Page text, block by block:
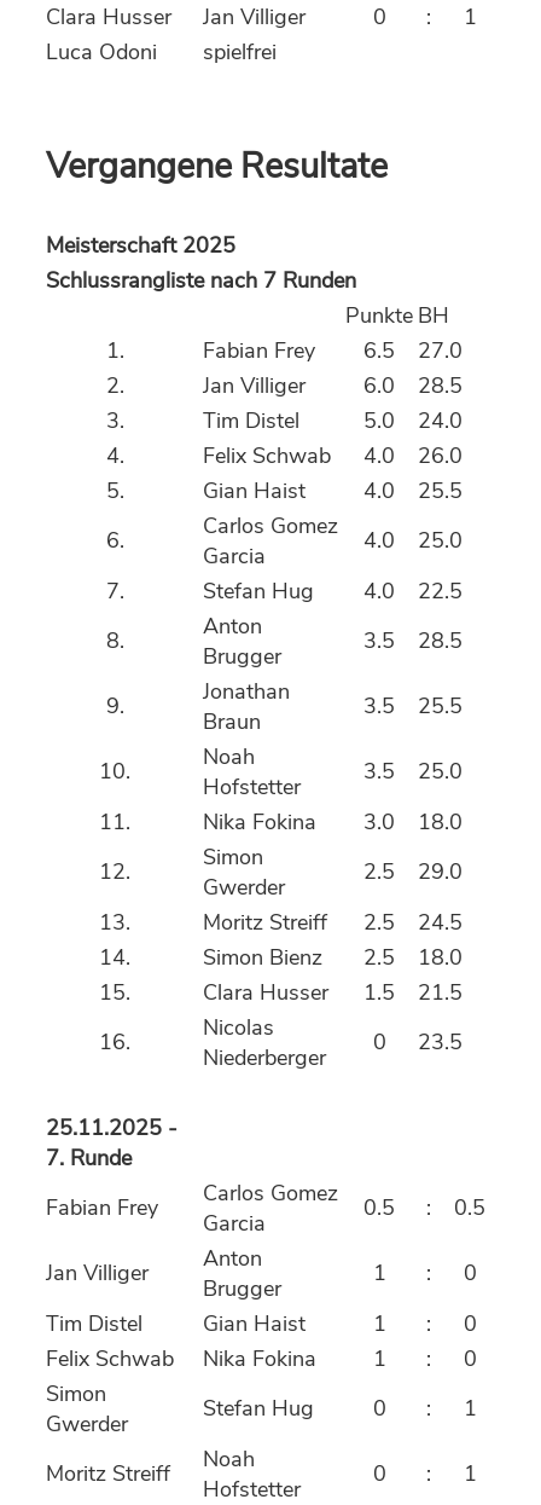
Clara Husser
Jan Villiger 0 :
1
Luca Odoni
spielfrei
Vergangene Resultate
Meisterschaft 2025
Schlussrangliste nach 7 Runden
Punkte BH
1.
Fabian Frey 6.5
27.0
2.
Jan Villiger 6.0
28.5
3.
Tim Distel 5.0
24.0
4.
Felix Schwab 4.0
26.0
5.
Gian Haist 4.0
25.5
6.
Carlos Gomez
Garcia
4.0
25.0
7.
Stefan Hug 4.0
22.5
8.
Anton
Brugger
3.5 28.5
9.
Jonathan
Braun
3.5 25.5
10.
Noah
Hofstetter
3.5
25.0
11.
Nika Fokina 3.0
18.0
12.
Simon
Gwerder
2.5
29.0
13.
Moritz Streiff 2.5
24.5
14.
Simon Bienz 2.5
18.0
15.
Clara Husser 1.5
21.5
16.
Nicolas
Niederberger
0 23.5
25.11.2025 -
7. Runde
Fabian Frey
Carlos Gomez
Garcia
0.5 : 0.5
Jan Villiger
Anton
Brugger
1 :
0
Tim Distel
Gian Haist 1 :
0
Felix Schwab
Nika Fokina 1 :
0
Simon
Gwerder
Stefan Hug 0 : 1
Moritz Streiff
Noah
Hofstetter
0 :
1